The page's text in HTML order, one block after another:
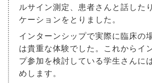
ルサイン測定、患者さんと話した
ケーションをとりました。
インターンシップで実際に臨床の
は貴重な体験でした。これからイ
プ参加を検討している学生さんに
めします。